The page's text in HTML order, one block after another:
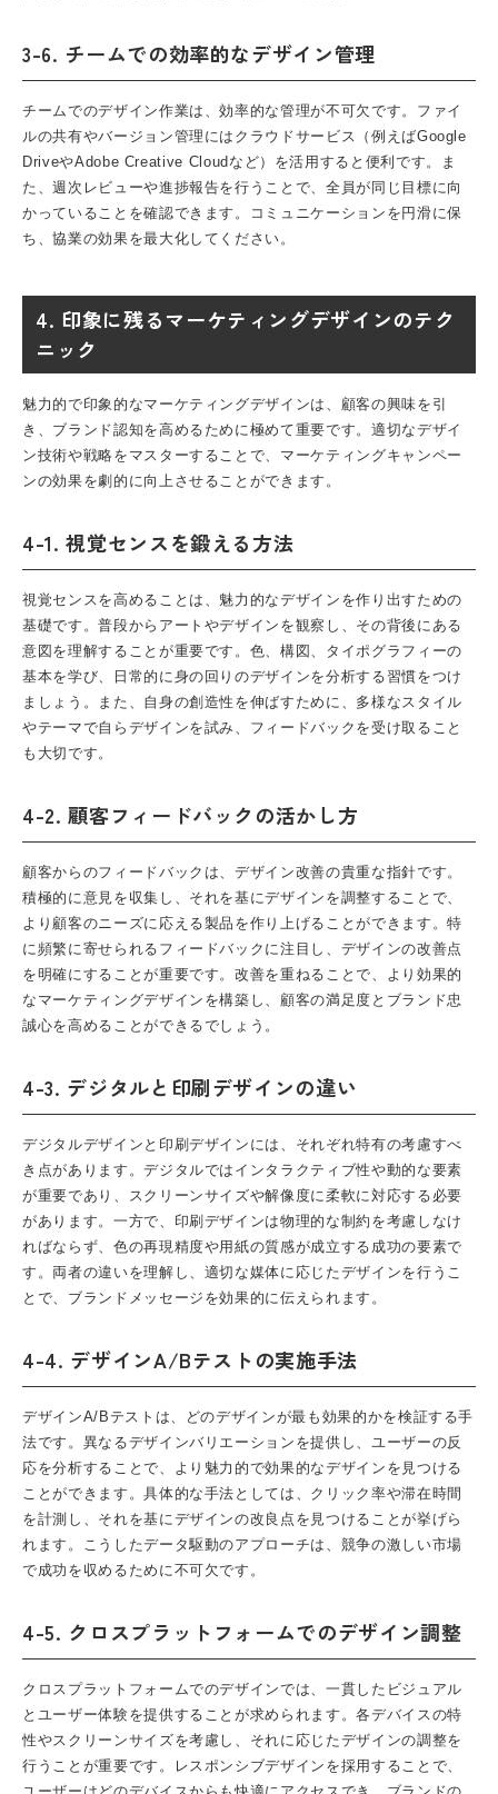
3-6. チームでの効率的なデザイン管理
チームでのデザイン作業は、効率的な管理が不可欠です。ファイ
ルの共有やバージョン管理にはクラウドサービス（例えばGoogle
DriveやAdobe Creative Cloudなど）を活用すると便利です。ま
た、週次レビューや進捗報告を行うことで、全員が同じ目標に向
かっていることを確認できます。コミュニケーションを円滑に保
ち、協業の効果を最大化してください。
4. 印象に残るマーケティングデザインのテク
ニック
魅力的で印象的なマーケティングデザインは、顧客の興味を引
き、ブランド認知を高めるために極めて重要です。適切なデザイ
ン技術や戦略をマスターすることで、マーケティングキャンペー
ンの効果を劇的に向上させることができます。
4-1. 視覚センスを鍛える方法
視覚センスを高めることは、魅力的なデザインを作り出すための
基礎です。普段からアートやデザインを観察し、その背後にある
意図を理解することが重要です。色、構図、タイポグラフィーの
基本を学び、日常的に身の回りのデザインを分析する習慣をつけ
ましょう。また、自身の創造性を伸ばすために、多様なスタイル
やテーマで自らデザインを試み、フィードバックを受け取ること
も大切です。
4-2. 顧客フィードバックの活かし方
顧客からのフィードバックは、デザイン改善の貴重な指針です。
積極的に意見を収集し、それを基にデザインを調整することで、
より顧客のニーズに応える製品を作り上げることができます。特
に頻繁に寄せられるフィードバックに注目し、デザインの改善点
を明確にすることが重要です。改善を重ねることで、より効果的
なマーケティングデザインを構築し、顧客の満足度とブランド忠
誠心を高めることができるでしょう。
4-3. デジタルと印刷デザインの違い
デジタルデザインと印刷デザインには、それぞれ特有の考慮すべ
き点があります。デジタルではインタラクティブ性や動的な要素
が重要であり、スクリーンサイズや解像度に柔軟に対応する必要
があります。一方で、印刷デザインは物理的な制約を考慮しなけ
ればならず、色の再現精度や用紙の質感が成立する成功の要素で
す。両者の違いを理解し、適切な媒体に応じたデザインを行うこ
とで、ブランドメッセージを効果的に伝えられます。
4-4. デザインA/Bテストの実施手法
デザインA/Bテストは、どのデザインが最も効果的かを検証する手
法です。異なるデザインバリエーションを提供し、ユーザーの反
応を分析することで、より魅力的で効果的なデザインを見つける
ことができます。具体的な手法としては、クリック率や滞在時間
を計測し、それを基にデザインの改良点を見つけることが挙げら
れます。こうしたデータ駆動のアプローチは、競争の激しい市場
で成功を収めるために不可欠です。
4-5. クロスプラットフォームでのデザイン調整
クロスプラットフォームでのデザインでは、一貫したビジュアル
とユーザー体験を提供することが求められます。各デバイスの特
性やスクリーンサイズを考慮し、それに応じたデザインの調整を
行うことが重要です。レスポンシブデザインを採用することで、